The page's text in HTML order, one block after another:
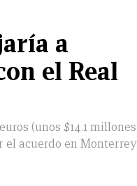
a
el Real
(unos $14.1 millones
el acuerdo en Monterrey